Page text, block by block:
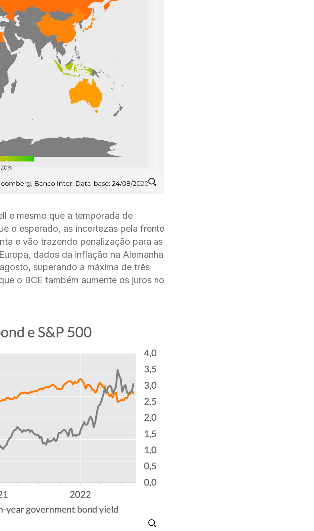
e mesmo que a temporada de
o esperado, as incertezas pela frente
e vão trazendo penalização para as
dados da inflação na Alemanha
superando a máxima de três
o BCE também aumente os juros no